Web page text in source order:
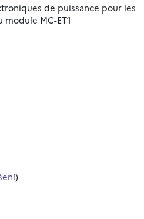
de puissance pour les
MC-ET1
)